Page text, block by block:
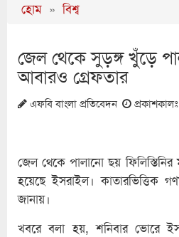
হোম » বিশ্ব
জেল থেকে সুড়ঙ্গ খুঁড়ে
আবারও গ্রেফতার
এফবি বাংলা প্রতিবেদন প্রকাশকালঃ
জেল থেকে পালানো ছয়
হয়েছে ইসরাইল। কাতারভিত্তিক
জানায়।
খবরে বলা হয়, শনিবার ভোরে